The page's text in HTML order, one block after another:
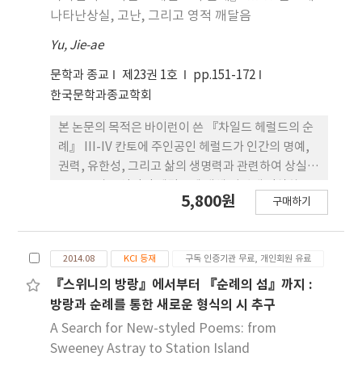
게 반영하고 드러내는지 분석한다. 특히 이 연구는 죽
음과 구원에 관한 주인공의 영적 자기 인식이 삶의 마
지막 순례에서 중세 가톨릭 교리와 도덕 규 범의 종교
적 행위 안에서 드러나는 방식의 다양성을 고찰한다.
또한, 종교개혁 전후 중세 영국의 종교적 맥락 안에서
우화적인 인물들을 통한 서사와 교훈적 전략을 분석
한다.
나타난상실, 고난, 그리고 영적 깨달음
Yu, Jie-ae
문학과 종교 제23권 1호
pp.151-172
한국문학과종교학회
본 논문의 목적은 바이런이 쓴 『차일드 헤럴드의 순
례』 III-IV 칸토에 주인공인 헤럴드가 인간의 명예,
권력, 유한성, 그리고 삶의 생명력과 관련하여 상실,
있는가를 다루는데 있다. 바이런이 살던 당대와 현대
는 경향이 있다. 즉, 바이런 시인 자신의 음울하고 고
독한 면모의 일부가 드러난 것으로 폄훼하여 작품 자
체의 역동성을 간과하고 있다. 이에 본 논문은 헤럴드
가 칸토 네 개를 통해 어떻게 내면 및 외부세계와의 다
양한 관계 속에서 상실, 고난, 영적 각성을 밀도 있게
드러내는 가에 초점을 두고 있다. 이를 바이런이 쓴 다
5,800원 구매하기
2014.08 KCI 등재 구독 인증기관 무료, 개인회원 유료
『스위니의 방랑』에서부터 『순례의 섬』까지 :
방랑과 순례를 통한 새로운 형식의 시 추구
A Search for New-styled Poems: from
Sweeney Astray to Station Island